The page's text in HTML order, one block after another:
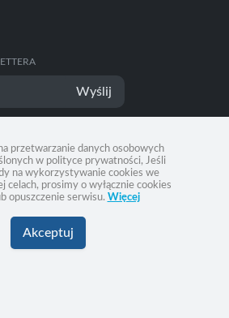
przetwarzanie danych osobowych
w polityce prywatności, Jeśli
na wykorzystywanie cookies we
celach, prosimy o wyłącznie cookies
opuszczenie serwisu. Więcej
Akceptuj
Wyślij